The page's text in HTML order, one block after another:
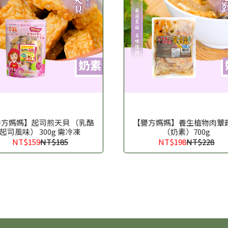
媽媽】起司煎天貝 （乳酪
起司風味） 300g 需冷凍
NT$159NT$185
【譽方媽媽】養生植物肉蕈
（奶素）700g
NT$198NT$228